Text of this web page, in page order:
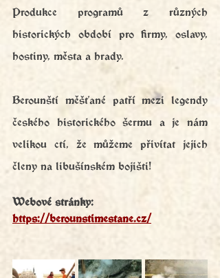
Produkce programů z různých
historických období pro firmy, oslavy,
hostiny, města a hrady.
Berounští měšťané patří mezi legendy
českého historického šermu a je nám
velikou ctí, že můžeme přivítat jejich
členy na libušínském bojišti!
Webové stránky:
https://berounstimestane.cz/